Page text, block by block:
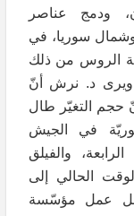
ودمج عناصر
سوريا، في
الروس من ذلك
ويرى د. نرش أنّ
حجم التغيّر طال
في الجيش
والفيلق
الحالي إلى
عمل مؤسّسة